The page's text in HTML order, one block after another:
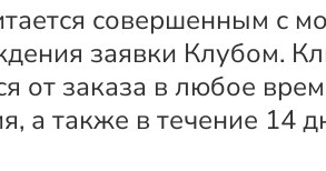
совершенным с
заявки Клубом.
от заказа в любое
а также в течение 14